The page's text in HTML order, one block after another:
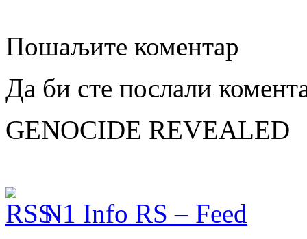
Пошаљите коментар
Да би сте послали
GENOCIDE REVEALED
N1 Info RS – Feed